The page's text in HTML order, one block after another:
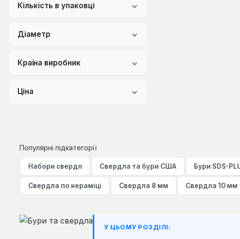
Кількість в упаковці
Діаметр
Країна виробник
Ціна
Популярні підкатегорії
Набори свердл Свердла та бури США Бури SDS-
Свердла по кераміці Свердла 8 мм Свердла 10 мм
У ЦЬОМУ РОЗДІЛІ: